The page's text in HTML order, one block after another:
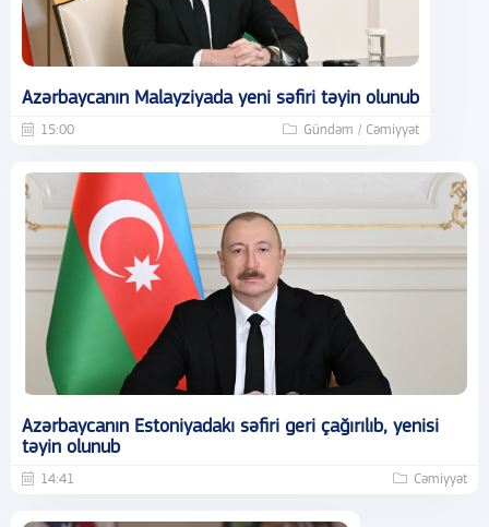
Azərbaycanın Malayziyada yeni səfiri təyin olunub
15:00 Gündəm / Cəmiyyət
Azərbaycanın Estoniyadakı səfiri geri çağırılıb, yenisi
təyin olunub
14:41 Cəmiyyət